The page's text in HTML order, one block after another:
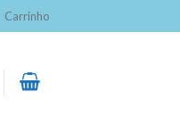
Carrinho